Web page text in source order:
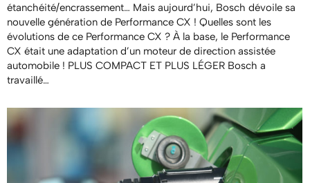
étanchéité/encrassement… Mais aujourd’hui, Bosch dévoile sa
nouvelle génération de Performance CX ! Quelles sont les
évolutions de ce Performance CX ? À la base, le Performance
CX était une adaptation d’un moteur de direction assistée
automobile ! PLUS COMPACT ET PLUS LÉGER Bosch a
travaillé…